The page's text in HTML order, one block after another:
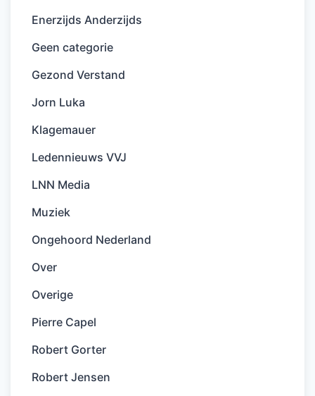
Enerzijds Anderzijds
Geen categorie
Gezond Verstand
Jorn Luka
Klagemauer
Ledennieuws VVJ
LNN Media
Muziek
Ongehoord Nederland
Over
Overige
Pierre Capel
Robert Gorter
Robert Jensen